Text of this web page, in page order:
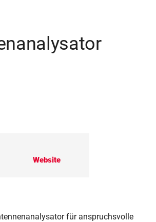
Website
für anspruchsvolle